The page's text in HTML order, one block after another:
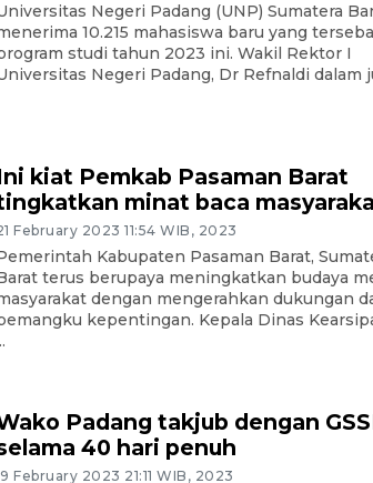
Negeri Padang (UNP) Sumatera
10.215 mahasiswa baru yang
studi tahun 2023 ini. Wakil Rektor I
Negeri Padang, Dr Refnaldi dalam
kiat Pemkab Pasaman Barat
minat baca
February 2023 11:54 WIB, 2023
Kabupaten Pasaman Barat,
terus berupaya meningkatkan budaya
dengan mengerahkan dukungan
kepentingan. Kepala Dinas
Padang takjub dengan
40 hari penuh
February 2023 21:11 WIB, 2023